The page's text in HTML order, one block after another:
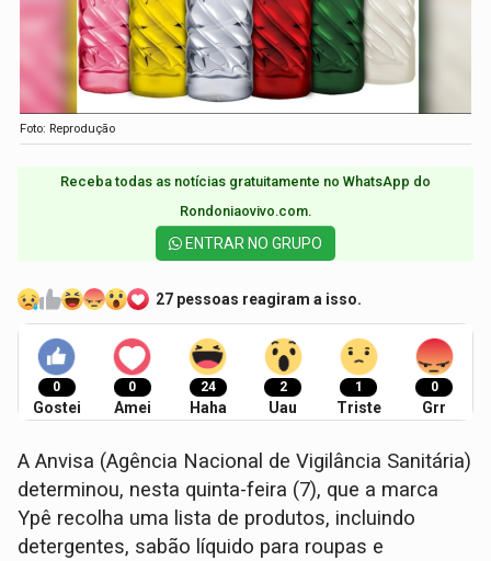
Foto: Reprodução
Receba todas as notícias gratuitamente no WhatsApp do
Rondoniaovivo.com.​
ENTRAR NO GRUPO
27 pessoas reagiram a isso.
0
Gostei
0
Amei
24
Haha
2
Uau
1
Triste
0
Grr
A Anvisa (Agência Nacional de Vigilância Sanitária)
determinou, nesta quinta-feira (7), que a marca
Ypê recolha uma lista de produtos, incluindo
detergentes, sabão líquido para roupas e